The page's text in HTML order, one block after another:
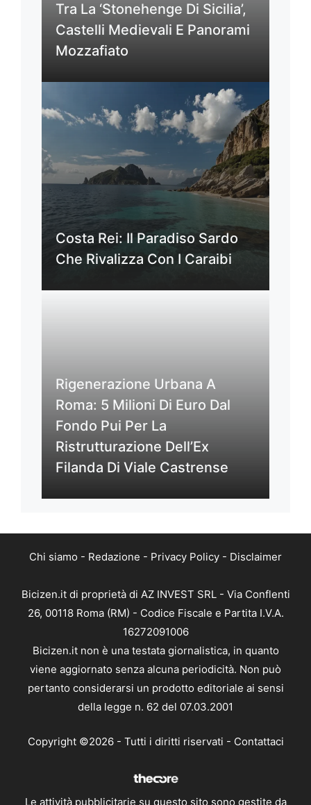
Tra La ‘Stonehenge Di Sicilia’,
Castelli Medievali E Panorami
Mozzafiato
Costa Rei: Il Paradiso Sardo
Che Rivalizza Con I Caraibi
Rigenerazione Urbana A
Roma: 5 Milioni Di Euro Dal
Fondo Pui Per La
Ristrutturazione Dell’Ex
Filanda Di Viale Castrense
Chi siamo - Redazione - Privacy Policy - Disclaimer
Bicizen.it di proprietà di AZ INVEST SRL - Via Conflenti
26, 00118 Roma (RM) - Codice Fiscale e Partita I.V.A.
16272091006
Bicizen.it non è una testata giornalistica, in quanto
viene aggiornato senza alcuna periodicità. Non può
pertanto considerarsi un prodotto editoriale ai sensi
della legge n. 62 del 07.03.2001
Copyright ©2026 - Tutti i diritti riservati - Contattaci
Le attività pubblicitarie su questo sito sono gestite da